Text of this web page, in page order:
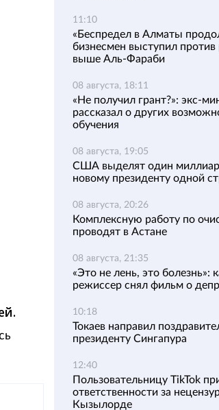
11:10
«Беспредел в Алматы
бизнесмен выступил против
выше Аль-Фараби
08 августа, 18:11
«Не получил грант?»: экс-
рассказал о других
обучения
08 августа, 19:05
США выделят один
новому президенту одной
08 августа, 20:26
Комплексную работу по
проводят в Астане
08 августа, 21:35
«Это не лень, это болезнь»:
режиссер снял фильм о
10:18
Токаев направил
президенту Сингапура
12:40
Пользовательницу TikTok
ответственности за
Кызылорде